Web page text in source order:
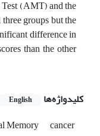
(AMT) and the
groups but the
difference in
than the other
کلیدواژه‌ها
English
Memory
cancer